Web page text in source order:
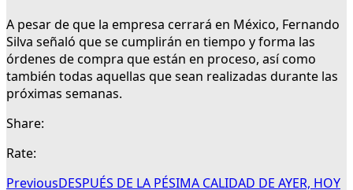
A pesar de que la empresa cerrará en México, Fernando
Silva señaló que se cumplirán en tiempo y forma las
órdenes de compra que están en proceso, así como
también todas aquellas que sean realizadas durante las
próximas semanas.
Share:
Rate:
PreviousDESPUÉS DE LA PÉSIMA CALIDAD DE AYER, HOY